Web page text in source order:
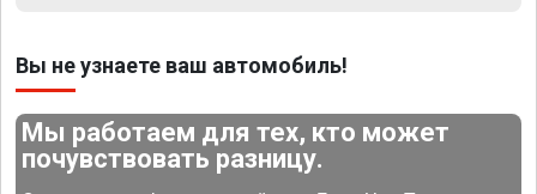
Вы не узнаете ваш автомобиль!
Мы работаем для тех, кто может
почувствовать разницу.